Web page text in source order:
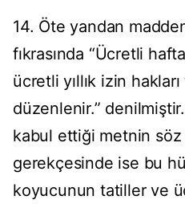
14. Öte yandan
fıkrasında “Ücretli
ücretli yıllık izin
düzenlenir.”
kabul ettiği metnin söz
gerekçesinde ise bu
koyucunun tatiller ve